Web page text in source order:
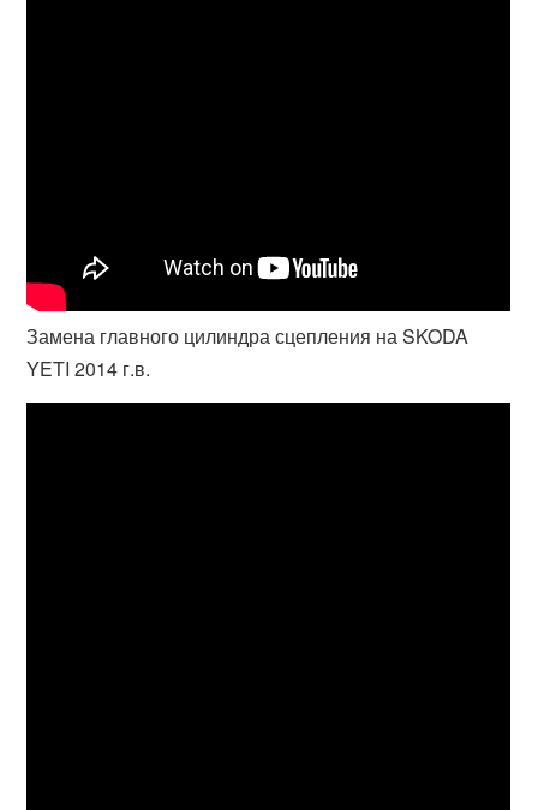
Замена главного цилиндра сцепления на SKODA
YETI 2014 г.в.